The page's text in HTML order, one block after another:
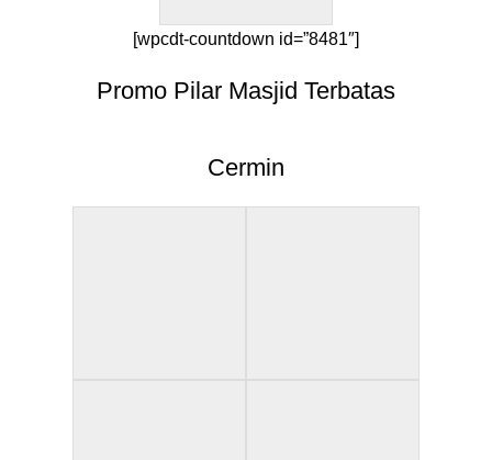
[wpcdt-countdown id=”8481″]
Promo Pilar Masjid Terbatas
Cermin